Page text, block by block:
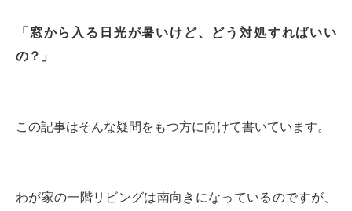
「窓から入る日光が暑いけど、どう対処すればいい
の？」
この記事はそんな疑問をもつ方に向けて書いています。
わが家の一階リビングは南向きになっているのですが、